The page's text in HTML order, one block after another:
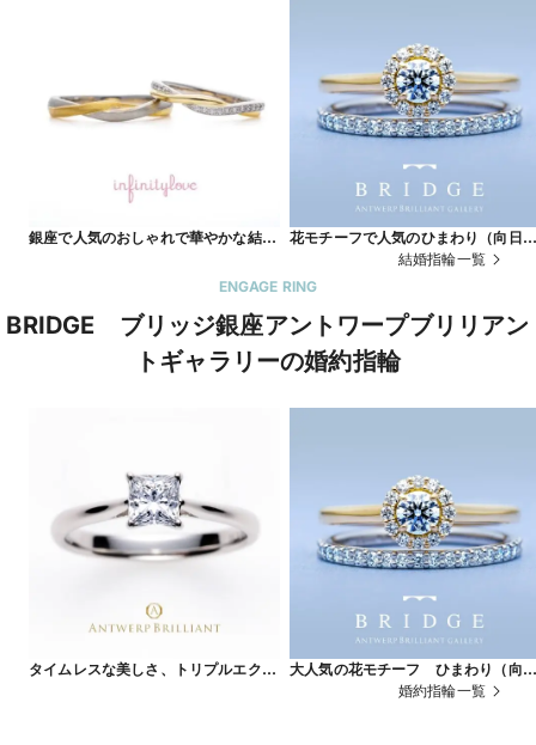
銀座で人気のおしゃれで華やかな結婚
花モチーフで人気のひまわり（向日
葵）＆かわいいハーフエタニティリン
グ Sun Flower
結婚指輪一覧
ENGAGE RING
BRIDGE ブリッジ銀座アントワープブリリアン
トギャラリーの婚約指輪
タイムレスな美しさ、トリプルエクセ
大人気の花モチーフ ひまわり（向日
葵）デザイン＆ハーフエタニティリン
婚約指輪一覧